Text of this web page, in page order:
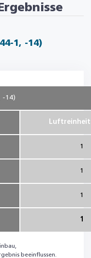
1, -14)
-14)
1
1
1
1
beeinflussen.